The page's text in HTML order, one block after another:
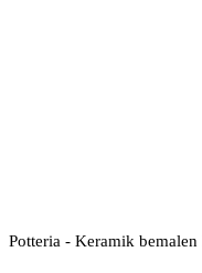
Potteria - Keramik